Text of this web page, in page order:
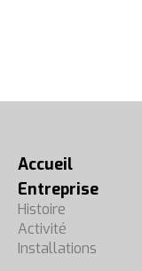
Accueil
Entreprise
Histoire
Activité
Installations